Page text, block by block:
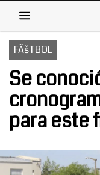
FÃšTBOL
Se
para este